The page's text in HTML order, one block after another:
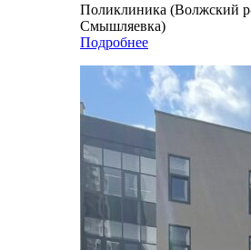
Поликлиника (Волжский
Смышляевка)
Подробнее